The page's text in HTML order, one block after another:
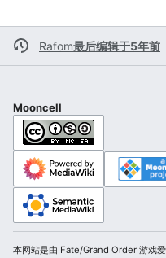
Rafom最后编辑于5年前
Mooncell
本网站是由 Fate/Grand Order 游戏